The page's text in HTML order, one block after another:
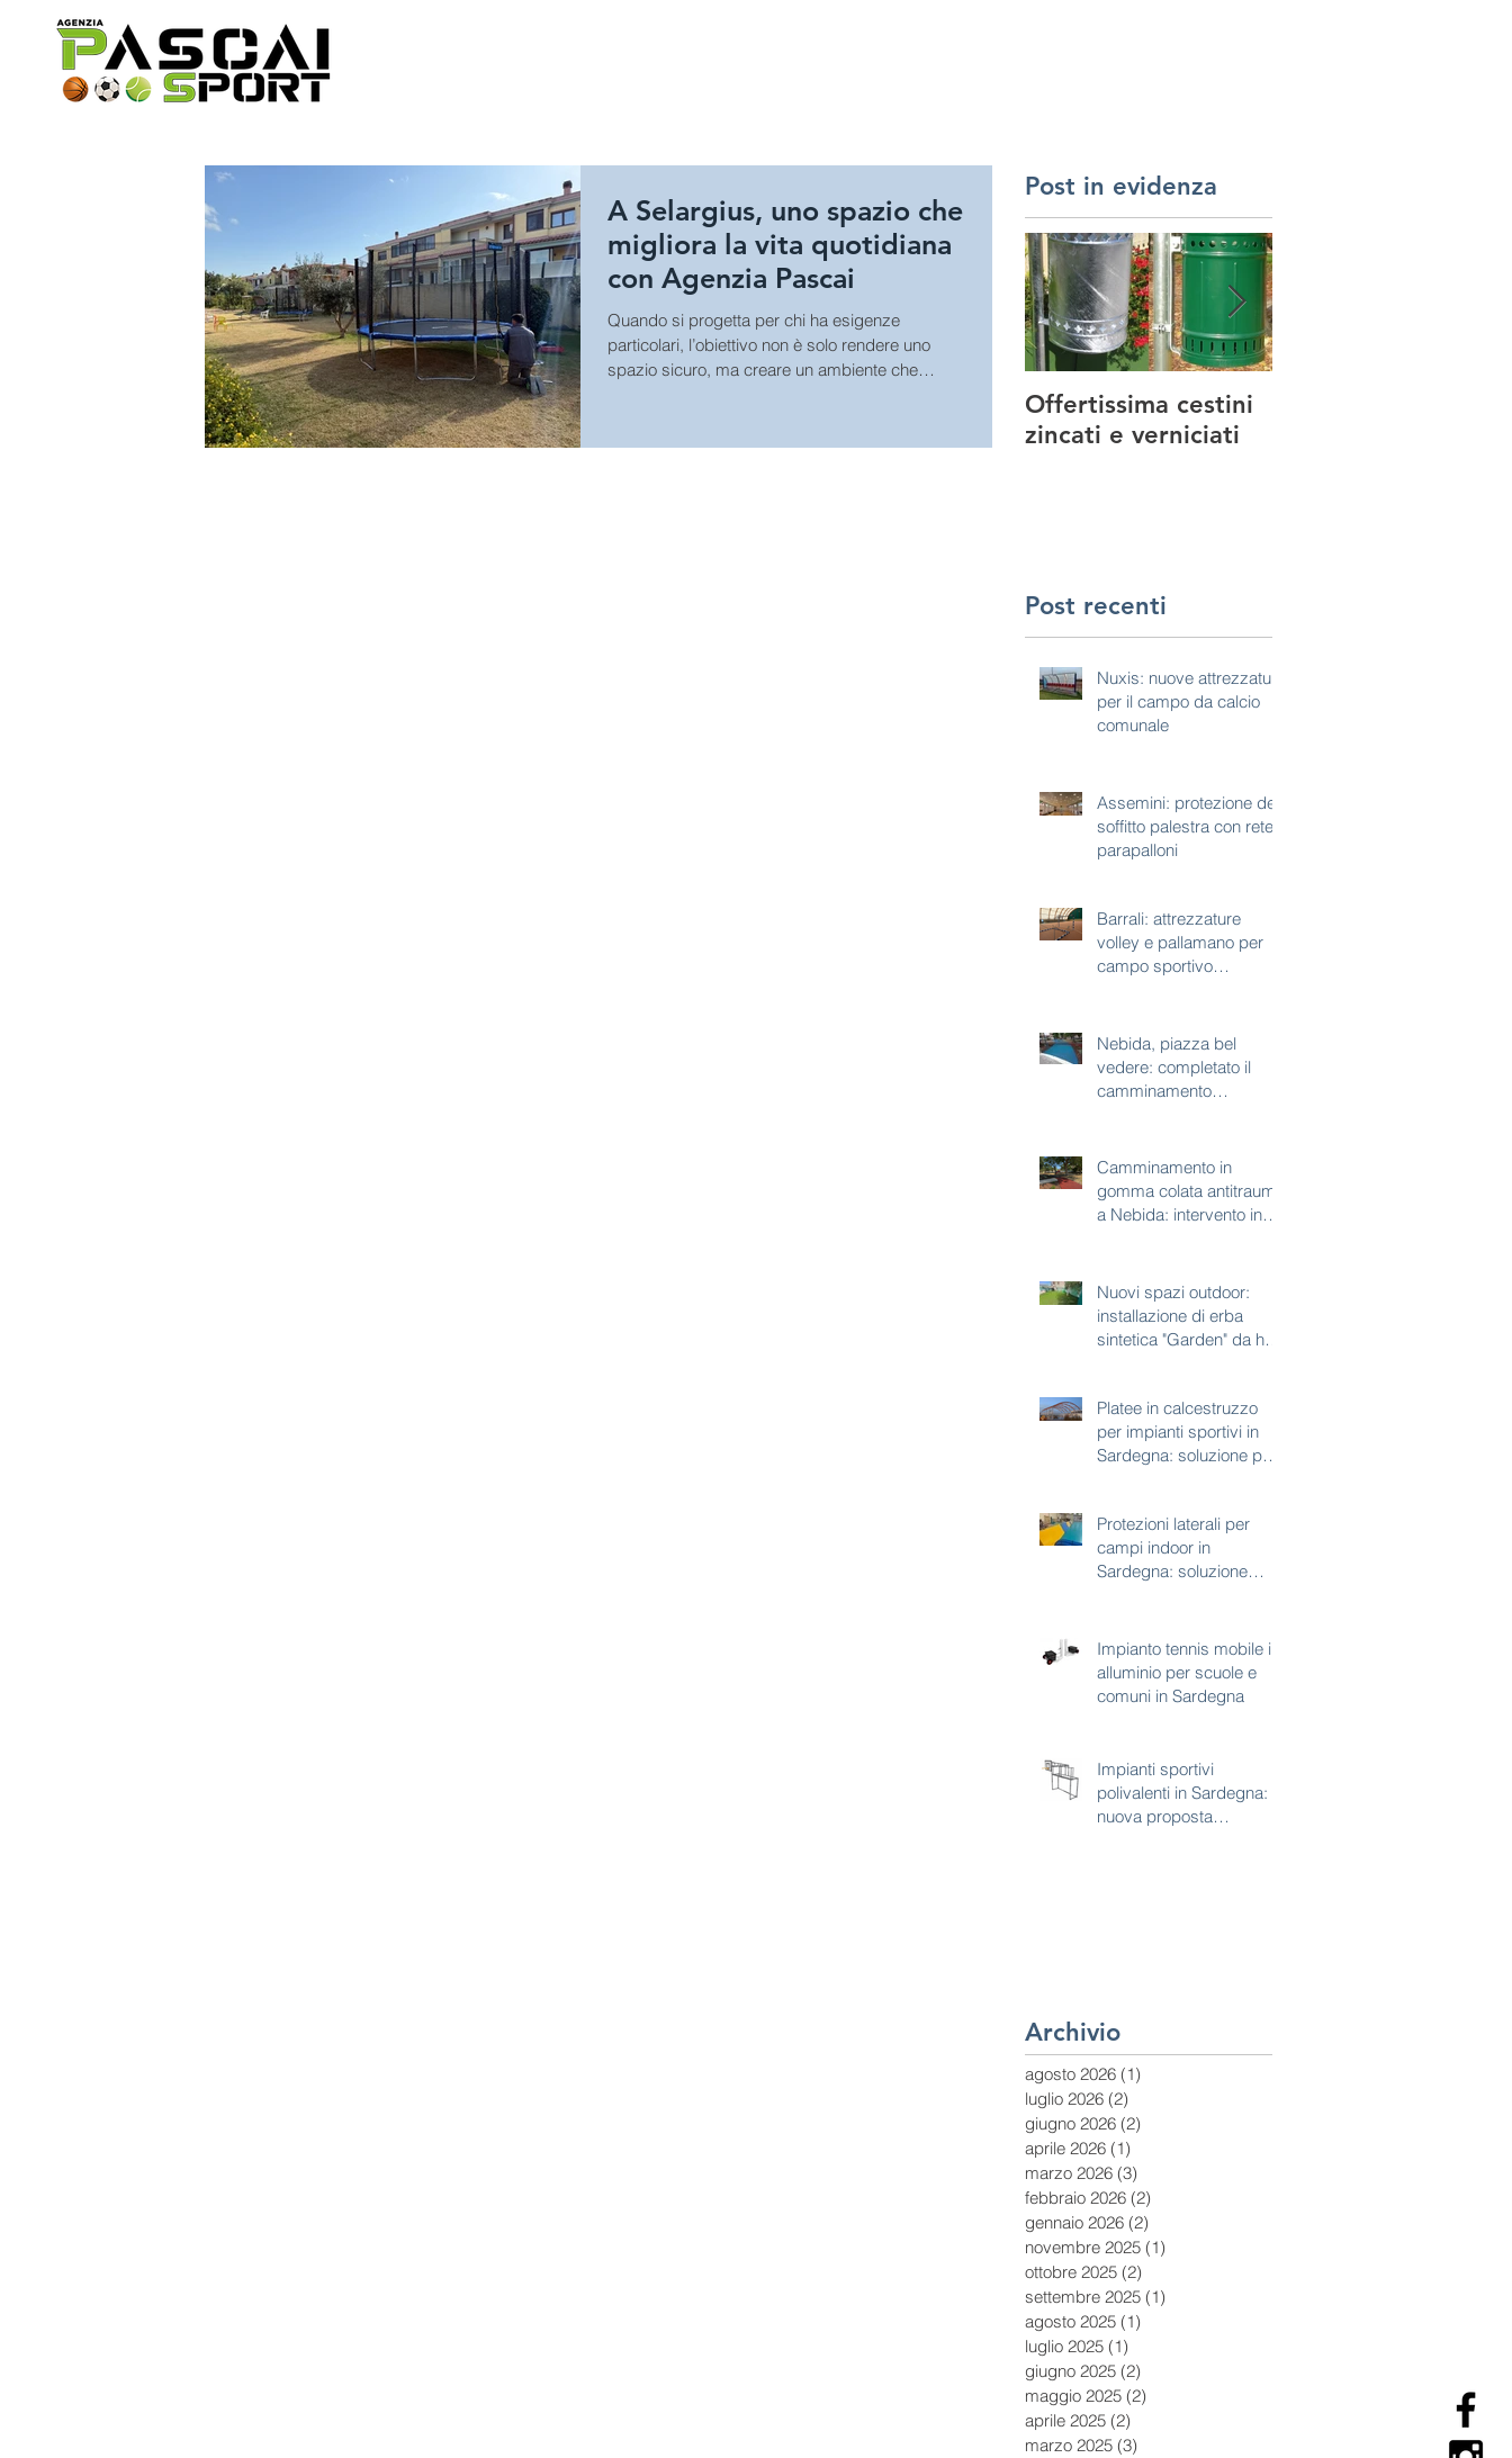
A Selargius, uno spazio che
migliora la vita quotidiana
con Agenzia Pascai
Quando si progetta per chi ha esigenze
particolari, l’obiettivo non è solo rendere uno
spazio sicuro, ma creare un ambiente che
Post in evidenza
Offertissima cestini
zincati e verniciati
Post recenti
Nuxis: nuove attrezzature
per il campo da calcio
comunale
Assemini: protezione del
soffitto palestra con rete
parapalloni
Barrali: attrezzature
volley e pallamano per
campo sportivo
Nebida, piazza bel
vedere: completato il
camminamento
Camminamento in
gomma colata antitrauma
a Nebida: intervento in
Nuovi spazi outdoor:
installazione di erba
sintetica "Garden" da h35
Platee in calcestruzzo
per impianti sportivi in
Sardegna: soluzione per
Protezioni laterali per
campi indoor in
Sardegna: soluzione
Impianto tennis mobile in
alluminio per scuole e
comuni in Sardegna
Impianti sportivi
polivalenti in Sardegna:
nuova proposta
Archivio
agosto 2026 (1)
luglio 2026 (2)
giugno 2026 (2)
aprile 2026 (1)
marzo 2026 (3)
febbraio 2026 (2)
gennaio 2026 (2)
novembre 2025 (1)
ottobre 2025 (2)
settembre 2025 (1)
agosto 2025 (1)
luglio 2025 (1)
giugno 2025 (2)
maggio 2025 (2)
aprile 2025 (2)
marzo 2025 (3)